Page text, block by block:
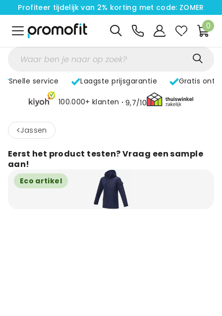
Profiteer tijdelijk van 2% korting met code: ZOMER
0
Snelle service Laagste prijsgarantie Gratis
100.000+ klanten 9,7/10
< Jassen
Eerst het product testen? Vraag een sample
aan!
Eco artikel